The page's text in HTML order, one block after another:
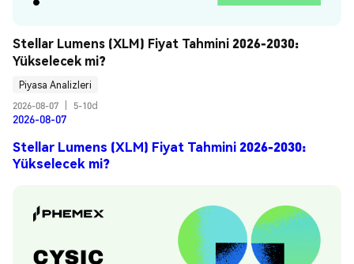
Stellar Lumens (XLM) Fiyat Tahmini 2026-2030:
Yükselecek mi?
Piyasa Analizleri
2026-08-07
5-10d
2026-08-07
Stellar Lumens (XLM) Fiyat Tahmini 2026-2030:
Yükselecek mi?